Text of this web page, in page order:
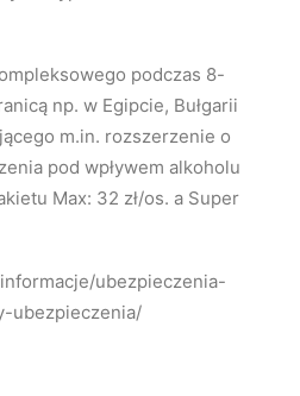
podczas 8-
np. w Egipcie, Bułgarii
m.in. rozszerzenie o
pod wpływem alkoholu
Max: 32 zł/os. a Super
ubezpieczenia-
ubezpieczenia/